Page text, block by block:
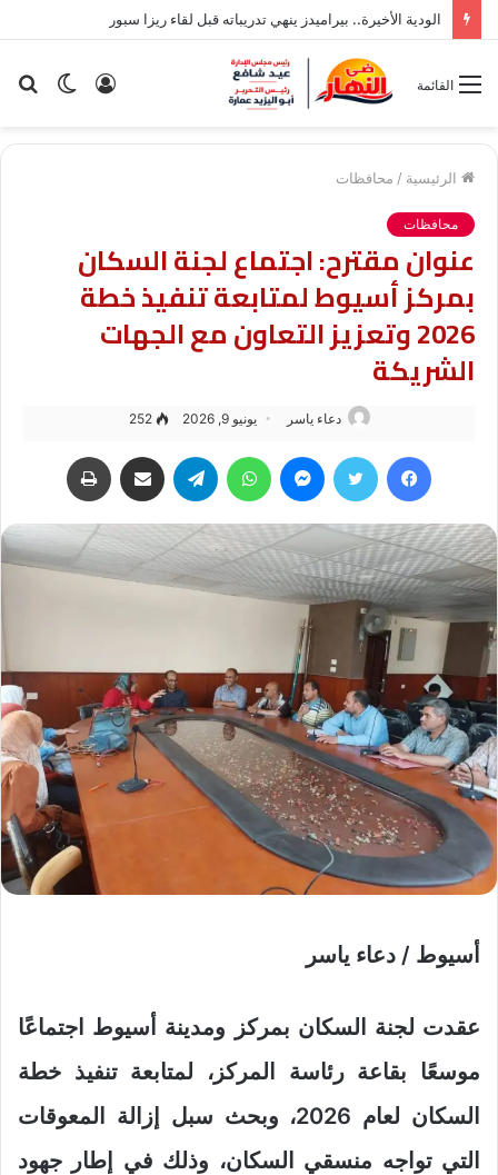
الودية الأخيرة.. بيراميدز ينهي تدريباته قبل لقاء ريزا سبور
الوضع تسجيل
القائمة
الرئيسية / محافظات
محافظات
عنوان مقترح: اجتماع لجنة السكان
بمركز أسيوط لمتابعة تنفيذ خطة
2026 وتعزيز التعاون مع الجهات
الشريكة
دعاء ياسر يونيو 9, 2026 252
فيسبوك تويتر ماسنجر واتساب تيلقرام مشاركة عبر البريد
أسيوط / دعاء ياسر
عقدت لجنة السكان بمركز ومدينة أسيوط اجتماعًا
موسعًا بقاعة رئاسة المركز، لمتابعة تنفيذ خطة
السكان لعام 2026، وبحث سبل إزالة المعوقات
التي تواجه منسقي السكان، وذلك في إطار جهود